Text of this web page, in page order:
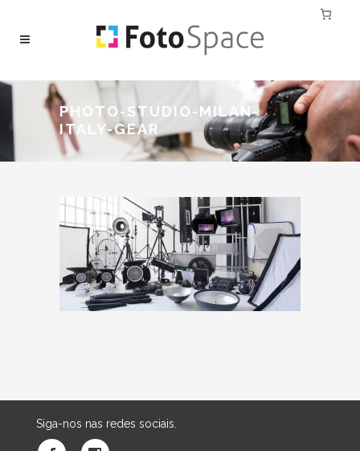
PHOTO-STUDIO-MILAN-
ITALY-GEAR
Siga-nos nas redes sociais.